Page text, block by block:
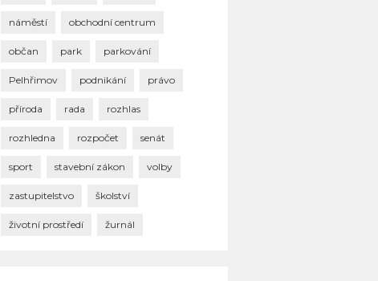
náměstí obchodní centrum
občan park parkování
Pelhřimov podnikání právo
příroda rada rozhlas
rozhledna rozpočet senát
sport stavební zákon volby
zastupitelstvo školství
životní prostředí žurnál